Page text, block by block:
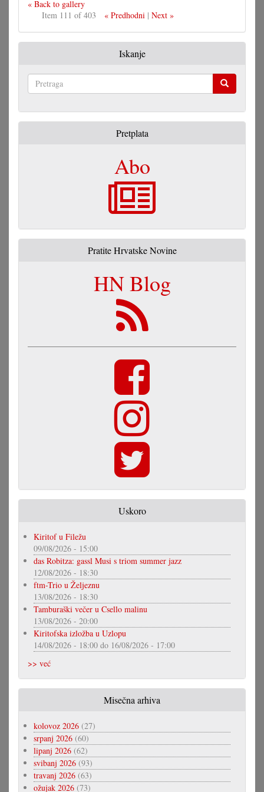
« Back to gallery
Item 111 of 403
« Predhodni| Next »
Iskanje
Pretplata
Abo
Pratite Hrvatske Novine
HN Blog
Uskoro
Kiritof u Filežu
09/08/2026 - 15:00
das Robitza: gassl Musi s triom summer jazz
12/08/2026 - 18:30
ftm-Trio u Željeznu
13/08/2026 - 18:30
Tamburaški večer u Csello malinu
13/08/2026 - 20:00
Kiritofska izložba u Uzlopu
14/08/2026 - 18:00 do 16/08/2026 - 17:00
>> već
Misečna arhiva
kolovoz 2026 (27)
srpanj 2026 (60)
lipanj 2026 (62)
svibanj 2026 (93)
travanj 2026 (63)
ožujak 2026 (73)